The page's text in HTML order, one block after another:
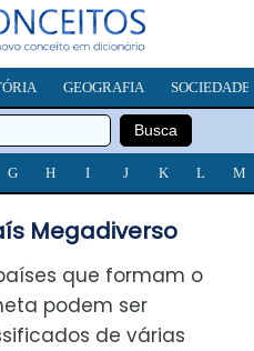
GEOGRAFIA SOCIEDADE
G H I J K L M
Megadiverso
que formam o
podem ser
de várias